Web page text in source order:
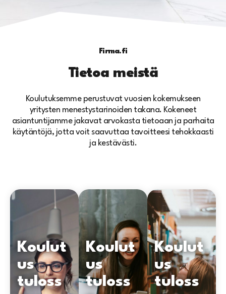
Firma.fi
Tietoa meistä
Koulutuksemme perustuvat vuosien kokemukseen
yritysten menestystarinoiden takana. Kokeneet
asiantuntijamme jakavat arvokasta tietoaan ja parhaita
käytäntöjä, jotta voit saavuttaa tavoitteesi tehokkaasti
ja kestävästi.
Koulut
us
tuloss
Koulut
us
tuloss
Koulut
us
tuloss